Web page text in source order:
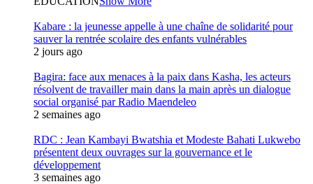
Kabare : la jeunesse appelle à une chaîne de solidarité pour
sauver la rentrée scolaire des enfants vulnérables
2 jours ago
Bagira: face aux menaces à la paix dans Kasha, les acteurs
résolvent de travailler main dans la main après un dialogue
social organisé par Radio Maendeleo
2 semaines ago
RDC : Jean Kambayi Bwatshia et Modeste Bahati Lukwebo
présentent deux ouvrages sur la gouvernance et le
développement
3 semaines ago